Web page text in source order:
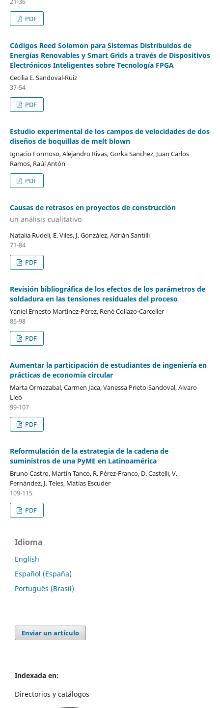
PDF
Códigos Reed Solomon para Sistemas Distribuidos de
Energías Renovables y Smart Grids a través de Dispositivos
Electrónicos Inteligentes sobre Tecnología FPGA
Cecilia E. Sandoval-Ruiz
37-54
PDF
Estudio experimental de los campos de velocidades de dos
diseños de boquillas de melt blown
Ignacio Formoso, Alejandro Rivas, Gorka Sanchez, Juan Carlos
Ramos, Raúl Antón
PDF
Causas de retrasos en proyectos de construcción
un análisis cualitativo
Natalia Rudeli, E. Viles, J. González, Adrián Santilli
71-84
PDF
Revisión bibliográfica de los efectos de los parámetros de
soldadura en las tensiones residuales del proceso
Yaniel Ernesto Martínez-Pérez, René Collazo-Carceller
85-98
PDF
Aumentar la participación de estudiantes de ingeniería en
prácticas de economía circular
Marta Ormazabal, Carmen Jaca, Vanessa Prieto-Sandoval, Alvaro
Lleó
99-107
PDF
Reformulación de la estrategia de la cadena de
suministros de una PyME en Latinoamérica
Bruno Castro, Martín Tanco, R. Pérez-Franco, D. Castelli, V.
Fernández, J. Teles, Matías Escuder
109-115
PDF
Idioma
English
Español (España)
Português (Brasil)
Enviar un artículo
Indexada en:
Directorios y catálogos